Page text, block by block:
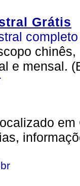
Grátis
completo
e mensal.